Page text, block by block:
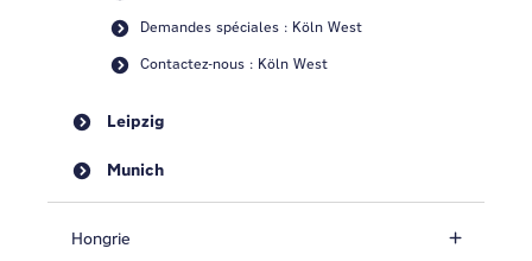
Demandes spéciales : Köln West
Contactez-nous : Köln West
Leipzig
Munich
Hongrie